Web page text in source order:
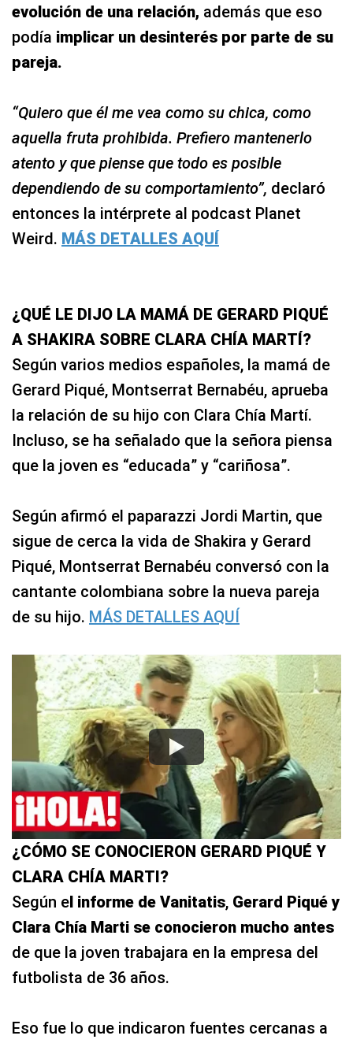
evolución de una relación, además que eso
podía implicar un desinterés por parte de su
pareja.
“Quiero que él me vea como su chica, como
aquella fruta prohibida. Prefiero mantenerlo
atento y que piense que todo es posible
dependiendo de su comportamiento”, declaró
entonces la intérprete al podcast Planet
Weird. MÁS DETALLES AQUÍ
¿QUÉ LE DIJO LA MAMÁ DE GERARD PIQUÉ
A SHAKIRA SOBRE CLARA CHÍA MARTÍ?
Según varios medios españoles, la mamá de
Gerard Piqué, Montserrat Bernabéu, aprueba
la relación de su hijo con Clara Chía Martí.
Incluso, se ha señalado que la señora piensa
que la joven es “educada” y “cariñosa”.
Según afirmó el paparazzi Jordi Martin, que
sigue de cerca la vida de Shakira y Gerard
Piqué, Montserrat Bernabéu conversó con la
cantante colombiana sobre la nueva pareja
de su hijo. MÁS DETALLES AQUÍ
¿CÓMO SE CONOCIERON GERARD PIQUÉ Y
CLARA CHÍA MARTI?
Según e l informe de Vanitatis, Gerard Piqué y
Clara Chía Marti se conocieron mucho antes
de que la joven trabajara en la empresa del
futbolista de 36 años.
Eso fue lo que indicaron fuentes cercanas a